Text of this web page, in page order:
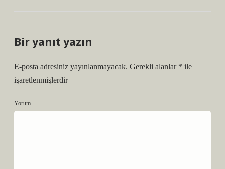
Bir yanıt yazın
E-posta adresiniz yayınlanmayacak. Gerekli alanlar * ile
işaretlenmişlerdir
Yorum